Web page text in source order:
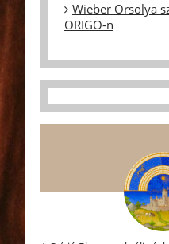
Wieber Orsolya
ORIGO-n